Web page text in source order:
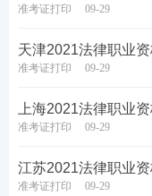
准考证打印 09-29
天津2021法律职业
准考证打印 09-29
上海2021法律职业
准考证打印 09-29
江苏2021法律职业
准考证打印 09-29